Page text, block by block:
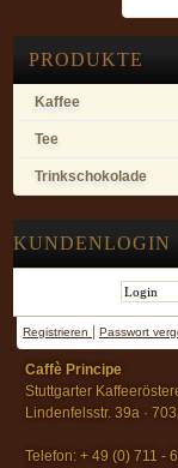
PRODUKTE
Kaffee
Tee
Trinkschokolade
KUNDENLOGIN
Registrieren Passwort
Caffè Principe
Stuttgarter
Lindenfelsstr. 39a ·
Telefon: + 49 (0) 711 -